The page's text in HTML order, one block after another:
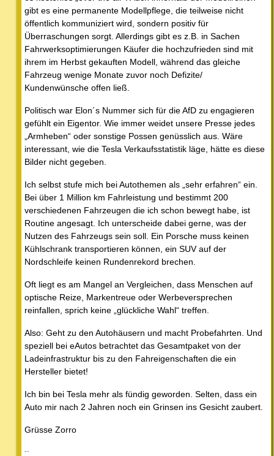
gibt es eine permanente Modellpflege, die teilweise nicht
öffentlich kommuniziert wird, sondern positiv für
Überraschungen sorgt. Allerdings gibt es z.B. in Sachen
Fahrwerksoptimierungen Käufer die hochzufrieden sind mit
ihrem im Herbst gekauften Modell, während das gleiche
Fahrzeug wenige Monate zuvor noch Defizite/
Kundenwünsche offen ließ.
Politisch war Elon´s Nummer sich für die AfD zu engagieren
gefühlt ein Eigentor. Wie immer weidet unsere Presse jedes
„Armheben“ oder sonstige Possen genüsslich aus. Wäre
interessant, wie die Tesla Verkaufsstatistik läge, hätte es diese
Bilder nicht gegeben.
Ich selbst stufe mich bei Autothemen als „sehr erfahren“ ein.
Bei über 1 Million km Fahrleistung und bestimmt 200
verschiedenen Fahrzeugen die ich schon bewegt habe, ist
Routine angesagt. Ich unterscheide dabei gerne, was der
Nutzen des Fahrzeugs sein soll. Ein Porsche muss keinen
Kühlschrank transportieren können, ein SUV auf der
Nordschleife keinen Rundenrekord brechen.
Oft liegt es am Mangel an Vergleichen, dass Menschen auf
optische Reize, Markentreue oder Werbeversprechen
reinfallen, sprich keine „glückliche Wahl“ treffen.
Also: Geht zu den Autohäusern und macht Probefahrten. Und
speziell bei eAutos betrachtet das Gesamtpaket von der
Ladeinfrastruktur bis zu den Fahreigenschaften die ein
Hersteller bietet!
Ich bin bei Tesla mehr als fündig geworden. Selten, dass ein
Auto mir nach 2 Jahren noch ein Grinsen ins Gesicht zaubert.
Grüsse Zorro
--